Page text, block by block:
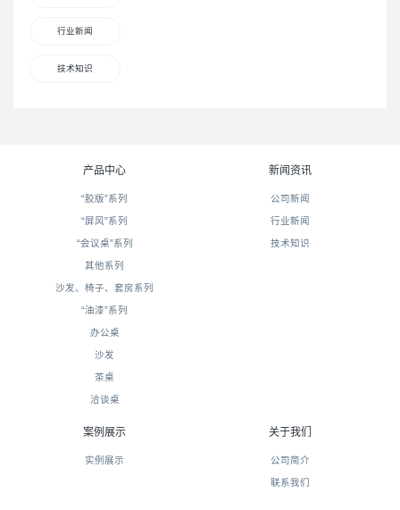
行业新闻
技术知识
产品中心
“胶版”系列
“屏风”系列
“会议桌”系列
其他系列
沙发、椅子、套房系列
“油漆”系列
办公桌
沙发
茶桌
洽谈桌
新闻资讯
公司新闻
行业新闻
技术知识
案例展示
实例展示
关于我们
公司简介
联系我们